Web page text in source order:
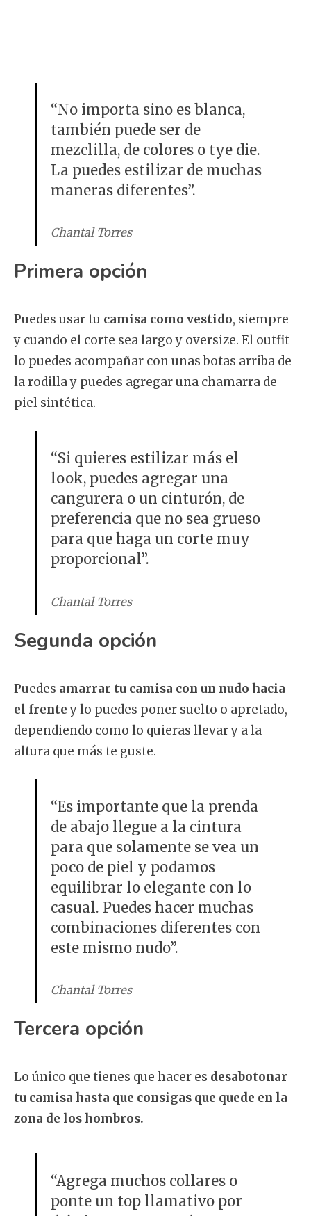
“No importa sino es blanca,
también puede ser de
mezclilla, de colores o tye die.
La puedes estilizar de muchas
maneras diferentes”.
Chantal Torres
Primera opción
Puedes usar tu camisa como vestido, siempre
y cuando el corte sea largo y oversize. El outfit
lo puedes acompañar con unas botas arriba de
la rodilla y puedes agregar una chamarra de
piel sintética.
“Si quieres estilizar más el
look, puedes agregar una
cangurera o un cinturón, de
preferencia que no sea grueso
para que haga un corte muy
proporcional”.
Chantal Torres
Segunda opción
Puedes amarrar tu camisa con un nudo hacia
el frentey lo puedes poner suelto o apretado,
dependiendo como lo quieras llevar y a la
altura que más te guste.
“Es importante que la prenda
de abajo llegue a la cintura
para que solamente se vea un
poco de piel y podamos
equilibrar lo elegante con lo
casual. Puedes hacer muchas
combinaciones diferentes con
este mismo nudo”.
Chantal Torres
Tercera opción
Lo único que tienes que hacer es desabotonar
tu camisa hasta que consigas que quede en la
zona de los hombros.
“Agrega muchos collares o
ponte un top llamativo por